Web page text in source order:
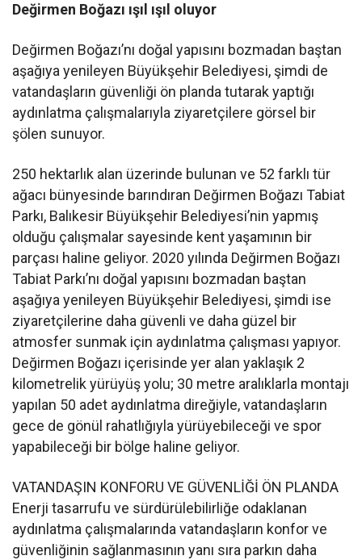
Değirmen Boğazı ışıl ışıl oluyor
Değirmen Boğazı’nı doğal yapısını bozmadan baştan
aşağıya yenileyen Büyükşehir Belediyesi, şimdi de
vatandaşların güvenliği ön planda tutarak yaptığı
aydınlatma çalışmalarıyla ziyaretçilere görsel bir
şölen sunuyor.
250 hektarlık alan üzerinde bulunan ve 52 farklı tür
ağacı bünyesinde barındıran Değirmen Boğazı Tabiat
Parkı, Balıkesir Büyükşehir Belediyesi’nin yapmış
olduğu çalışmalar sayesinde kent yaşamının bir
parçası haline geliyor. 2020 yılında Değirmen Boğazı
Tabiat Parkı’nı doğal yapısını bozmadan baştan
aşağıya yenileyen Büyükşehir Belediyesi, şimdi ise
ziyaretçilerine daha güvenli ve daha güzel bir
atmosfer sunmak için aydınlatma çalışması yapıyor.
Değirmen Boğazı içerisinde yer alan yaklaşık 2
kilometrelik yürüyüş yolu; 30 metre aralıklarla montajı
yapılan 50 adet aydınlatma direğiyle, vatandaşların
gece de gönül rahatlığıyla yürüyebileceği ve spor
yapabileceği bir bölge haline geliyor.
VATANDAŞIN KONFORU VE GÜVENLİĞİ ÖN PLANDA
Enerji tasarrufu ve sürdürülebilirliğe odaklanan
aydınlatma çalışmalarında vatandaşların konfor ve
güvenliğinin sağlanmasının yanı sıra parkın daha